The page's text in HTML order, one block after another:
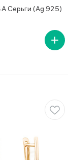
Серьги (Ag 925)